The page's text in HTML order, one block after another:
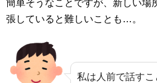
簡単そうなことですが、新しい場
張していると難しいことも…。
私は人前で話す